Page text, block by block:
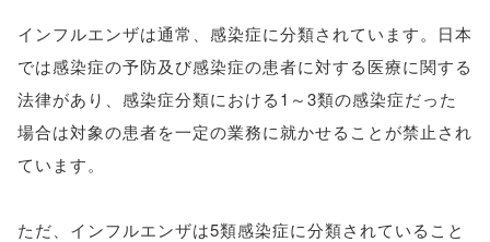
インフルエンザは通常、感染症に分類されています。日本
では感染症の予防及び感染症の患者に対する医療に関する
法律があり、感染症分類における1～3類の感染症だった
場合は対象の患者を一定の業務に就かせることが禁止され
ています。
ただ、インフルエンザは5類感染症に分類されていること